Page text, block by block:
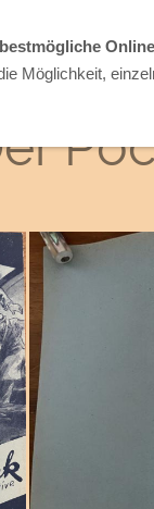
bestmögliche
Möglichkeit,